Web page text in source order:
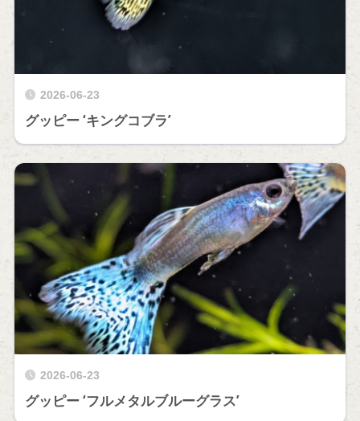
2026-06-23
グッピー ‘キングコブラ’
2026-06-23
グッピー ‘フルメタルブルーグラス’